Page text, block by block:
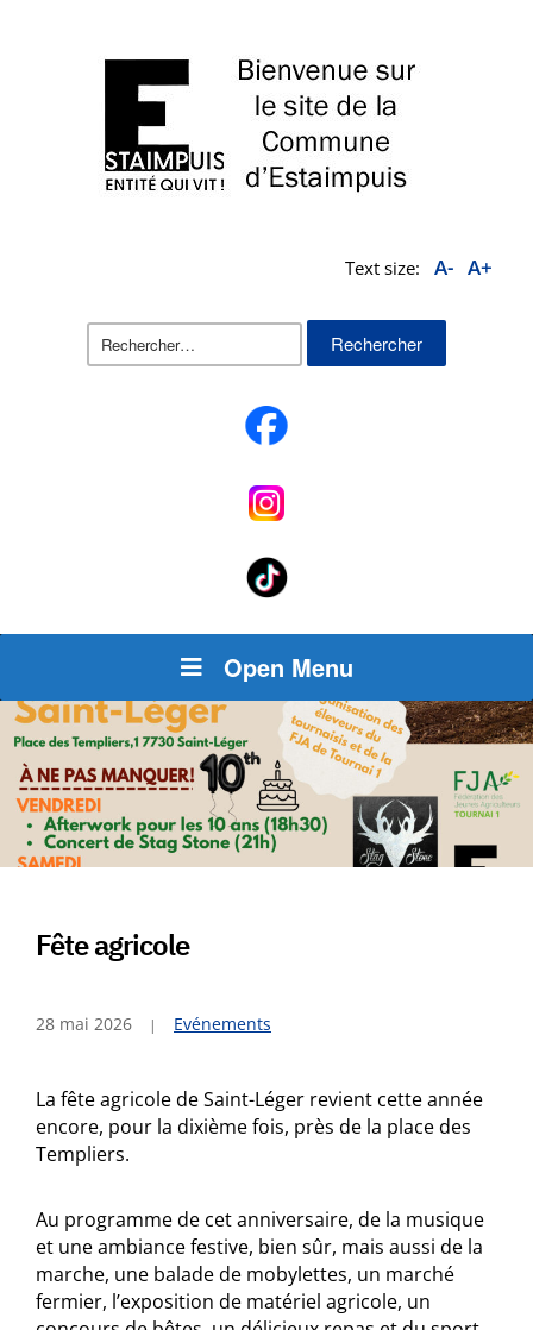
Text size: A- A+
Rechercher :
Open Menu
Fête agricole
28 mai 2026 Evénements
La fête agricole de Saint-Léger revient cette année
encore, pour la dixième fois, près de la place des
Templiers.
Au programme de cet anniversaire, de la musique
et une ambiance festive, bien sûr, mais aussi de la
marche, une balade de mobylettes, un marché
fermier, l’exposition de matériel agricole, un